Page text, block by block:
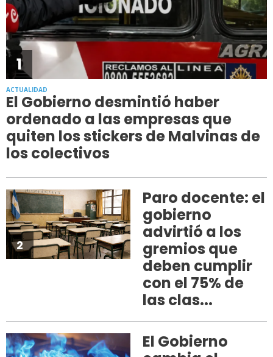
1
ACTUALIDAD
El Gobierno desmintió haber
ordenado a las empresas que
quiten los stickers de Malvinas de
los colectivos
2
Paro docente: el
gobierno
advirtió a los
gremios que
deben cumplir
con el 75% de
las clas...
El Gobierno